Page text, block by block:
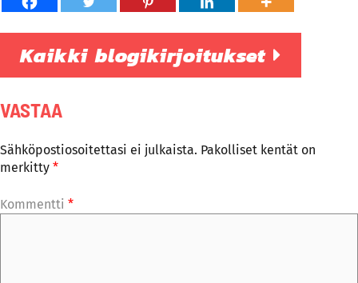
Kaikki blogikirjoitukset
VASTAA
Sähköpostiosoitettasi ei julkaista. Pakolliset kentät on
merkitty *
Kommentti *